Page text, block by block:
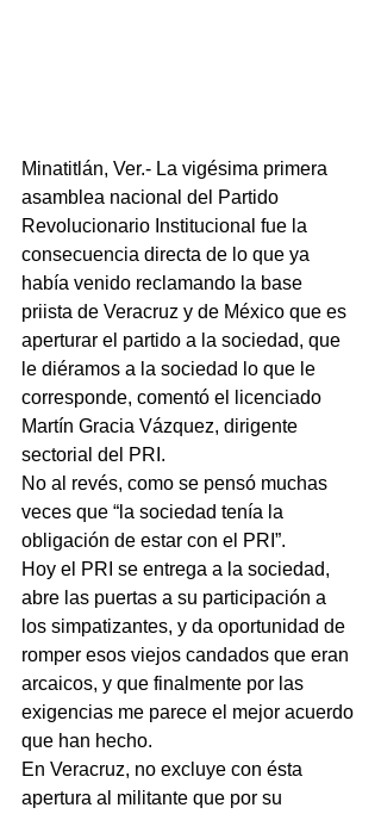
Minatitlán, Ver.- La vigésima primera
asamblea nacional del Partido
Revolucionario Institucional fue la
consecuencia directa de lo que ya
había venido reclamando la base
priista de Veracruz y de México que es
aperturar el partido a la sociedad, que
le diéramos a la sociedad lo que le
corresponde, comentó el licenciado
Martín Gracia Vázquez, dirigente
sectorial del PRI.
No al revés, como se pensó muchas
veces que “la sociedad tenía la
obligación de estar con el PRI”.
Hoy el PRI se entrega a la sociedad,
abre las puertas a su participación a
los simpatizantes, y da oportunidad de
romper esos viejos candados que eran
arcaicos, y que finalmente por las
exigencias me parece el mejor acuerdo
que han hecho.
En Veracruz, no excluye con ésta
apertura al militante que por su